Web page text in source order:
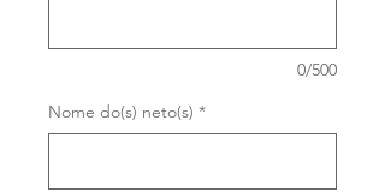
0/500
Nome do(s) neto(s) *